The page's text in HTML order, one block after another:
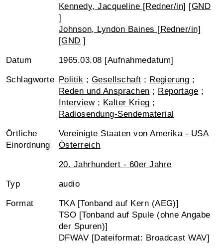
Kennedy, Jacqueline [Redner/in] [GND
]
Johnson, Lyndon Baines [Redner/in]
[GND ]
Datum 1965.03.08 [Aufnahmedatum]
Schlagworte Politik ; Gesellschaft ; Regierung ;
Reden und Ansprachen ; Reportage ;
Interview; Kalter Krieg ;
Radiosendung-Sendematerial
Örtliche
Einordnung
Vereinigte Staaten von Amerika - USA
Österreich
20. Jahrhundert - 60er Jahre
Typ audio
Format
TKA [Tonband auf Kern (AEG)]
TSO [Tonband auf Spule (ohne Angabe
der Spuren)]
DFWAV [Dateiformat: Broadcast WAV]